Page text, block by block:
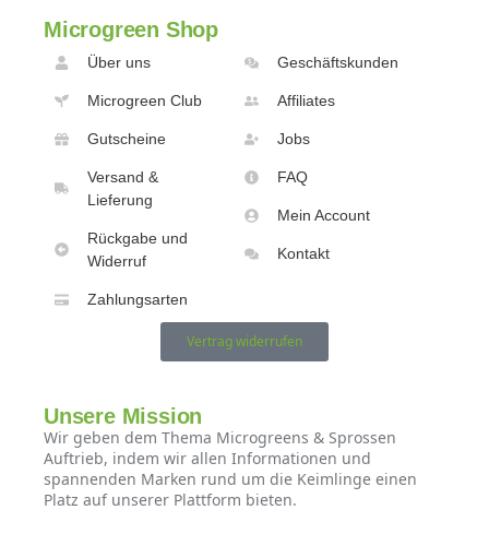
Microgreen Shop
Über uns
Microgreen Club
Gutscheine
Versand &
Lieferung
Rückgabe und
Widerruf
Zahlungsarten
Geschäftskunden
Affiliates
Jobs
FAQ
Mein Account
Kontakt
Vertrag widerrufen
Unsere Mission
Wir geben dem Thema Microgreens & Sprossen
Auftrieb, indem wir allen Informationen und
spannenden Marken rund um die Keimlinge einen
Platz auf unserer Plattform bieten.